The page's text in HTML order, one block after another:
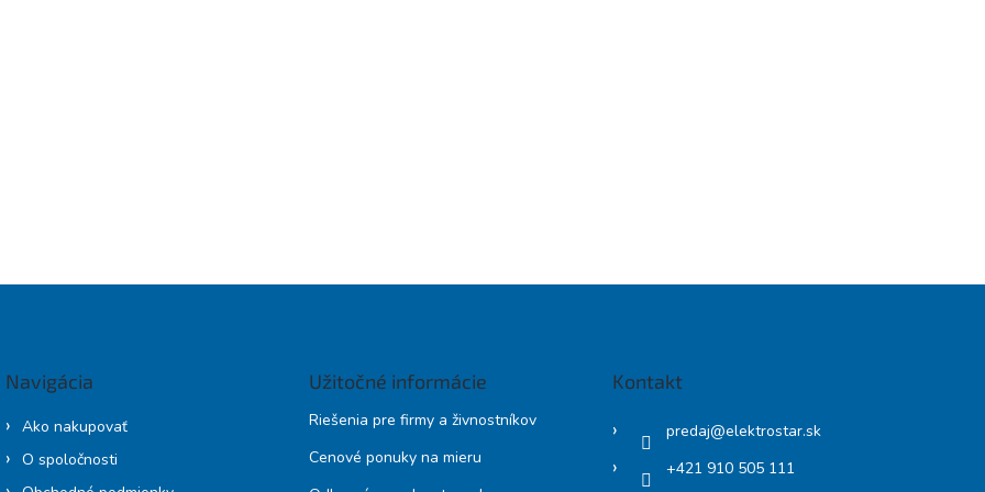
Navigácia
Ako nakupovať
O spoločnosti
Užitočné informácie
Riešenia pre firmy a živnostníkov
Cenové ponuky na mieru
Kontakt
predaj@elektrostar.sk
+421 910 505 111